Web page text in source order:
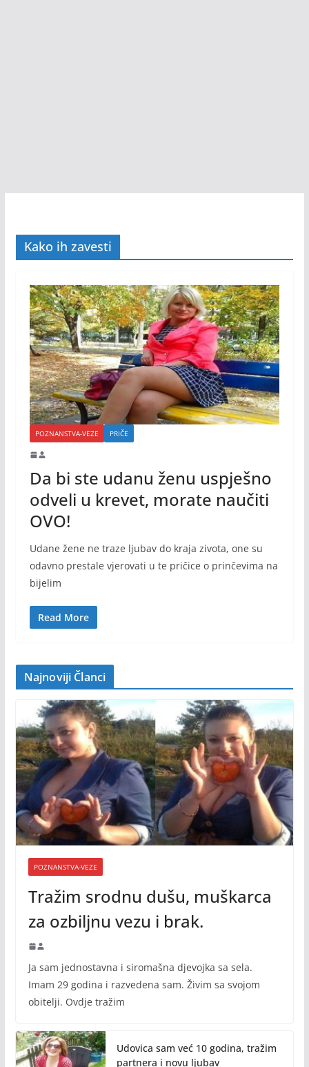
Kako ih zavesti
POZNANSTVA-VEZE PRIČE
Da bi ste udanu ženu uspješno
odveli u krevet, morate naučiti
OVO!
Udane žene ne traze ljubav do kraja zivota, one su
odavno prestale vjerovati u te pričice o prinčevima na
bijelim
Read More
Najnoviji Članci
POZNANSTVA-VEZE
Tražim srodnu dušu, muškarca
za ozbiljnu vezu i brak.
Ja sam jednostavna i siromašna djevojka sa sela.
Imam 29 godina i razvedena sam. Živim sa svojom
obitelji. Ovdje tražim
Udovica sam već 10 godina, tražim
partnera i novu ljubav